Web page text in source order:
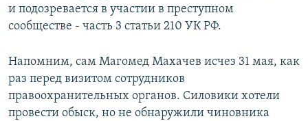
и подозревается в участии в преступном
сообществе - часть 3 статьи 210 УК РФ.
Напомним, сам Магомед Махачев исчез 31 мая, как
раз перед визитом сотрудников
правоохранительных органов. Силовики хотели
провести обыск, но не обнаружили чиновника